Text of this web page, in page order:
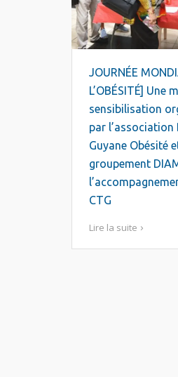
JOURNÉE
L’OBÉSITÉ] Une
sensibilisation
par l’association
Guyane Obésité
groupement
CTG
Lire la suite